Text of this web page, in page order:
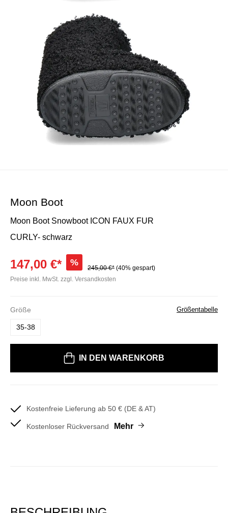
Moon Boot
Moon Boot Snowboot ICON FAUX FUR
CURLY- schwarz
147,00 €* %
245,00 €* (40% gespart)
Preise inkl. MwSt. zzgl. Versandkosten
Größe Größentabelle
35-38
IN DEN WARENKORB
Kostenfreie Lieferung ab 50 € (DE & AT)
Kostenloser Rückversand Mehr